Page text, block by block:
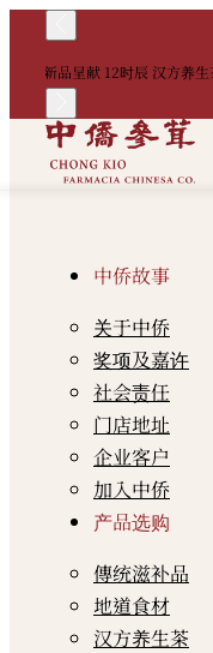
新品呈献 12时辰 汉方养生
中侨故事
关于中侨
奖项及嘉许
社会责任
门店地址
企业客户
加入中侨
产品选购
傳统滋补品
地道食材
汉方养生茶